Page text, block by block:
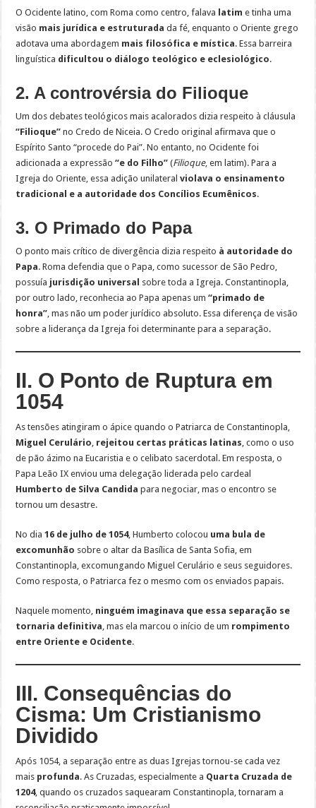
O Ocidente latino, com Roma como centro, falava latim e tinha uma
visão mais jurídica e estruturada da fé, enquanto o Oriente grego
adotava uma abordagem mais filosófica e mística. Essa barreira
linguística dificultou o diálogo teológico e eclesiológico.
2. A controvérsia do Filioque
Um dos debates teológicos mais acalorados dizia respeito à cláusula
“Filioque” no Credo de Niceia. O Credo original afirmava que o
Espírito Santo “procede do Pai”. No entanto, no Ocidente foi
adicionada a expressão“e do Filho” (Filioque, em latim). Para a
Igreja do Oriente, essa adição unilateralviolava o ensinamento
tradicional e a autoridade dos Concílios Ecumênicos.
3. O Primado do Papa
O ponto mais crítico de divergência dizia respeito à autoridade do
Papa. Roma defendia que o Papa, como sucessor de São Pedro,
possuía jurisdição universal sobre toda a Igreja. Constantinopla,
por outro lado, reconhecia ao Papa apenas um“primado de
honra”, mas não um poder jurídico absoluto. Essa diferença de visão
sobre a liderança da Igreja foi determinante para a separação.
II. O Ponto de Ruptura em
1054
As tensões atingiram o ápice quando o Patriarca de Constantinopla,
Miguel Cerulário, rejeitou certas práticas latinas, como o uso
de pão ázimo na Eucaristia e o celibato sacerdotal. Em resposta, o
Papa Leão IX enviou uma delegação liderada pelo cardeal
Humberto de Silva Candida para negociar, mas o encontro se
tornou um desastre.
No dia16 de julho de 1054, Humberto colocou uma bula de
excomunhão sobre o altar da Basílica de Santa Sofia, em
Constantinopla, excomungando Miguel Cerulário e seus seguidores.
Como resposta, o Patriarca fez o mesmo com os enviados papais.
Naquele momento, ninguém imaginava que essa separação se
tornaria definitiva, mas ela marcou o início de um rompimento
entre Oriente e Ocidente.
III. Consequências do
Cisma: Um Cristianismo
Dividido
Após 1054, a separação entre as duas Igrejas tornou-se cada vez
mais profunda. As Cruzadas, especialmente a Quarta Cruzada de
1204, quando os cruzados saquearam Constantinopla, tornaram a